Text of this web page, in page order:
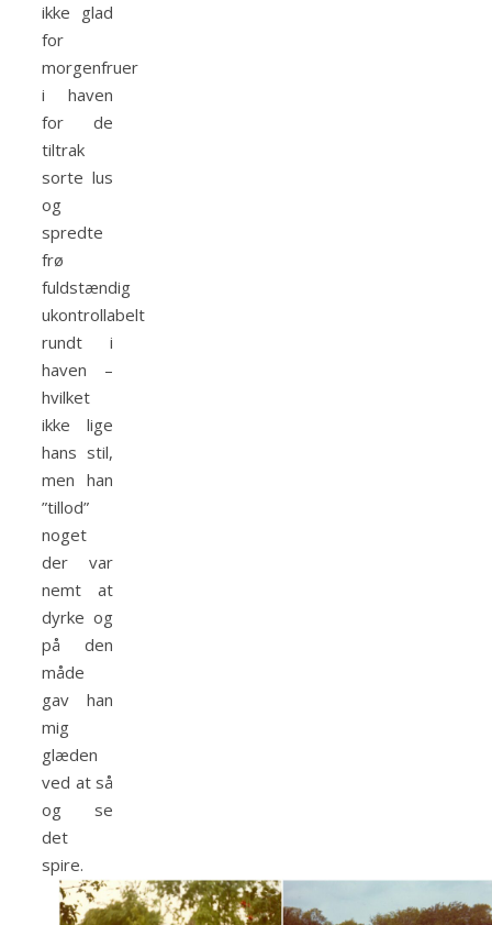
ikke glad
for
morgenfruer
i haven
for de
tiltrak
sorte lus
og
spredte
frø
fuldstændig
ukontrollabelt
rundt i
haven –
hvilket
ikke lige
hans stil,
men han
”tillod”
noget
der var
nemt at
dyrke og
på den
måde
gav han
mig
glæden
ved at så
og se
det
spire.